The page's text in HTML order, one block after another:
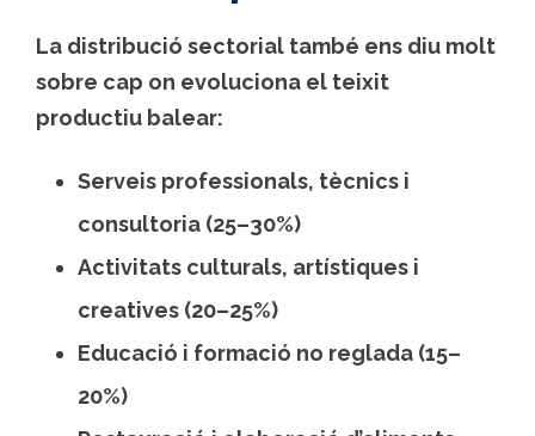
La distribució sectorial també ens diu molt
sobre cap on evoluciona el teixit
productiu balear:
Serveis professionals, tècnics i
consultoria (25–30%)
Activitats culturals, artístiques i
creatives (20–25%)
Educació i formació no reglada (15–
20%)